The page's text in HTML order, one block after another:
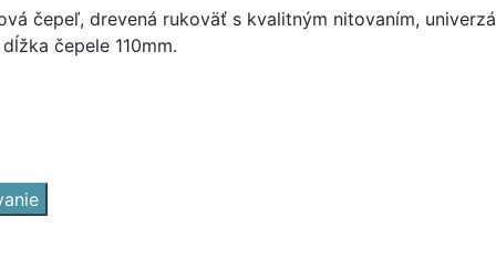
čepeľ, drevená rukoväť s kvalitným nitovaním,
čepele 110mm.